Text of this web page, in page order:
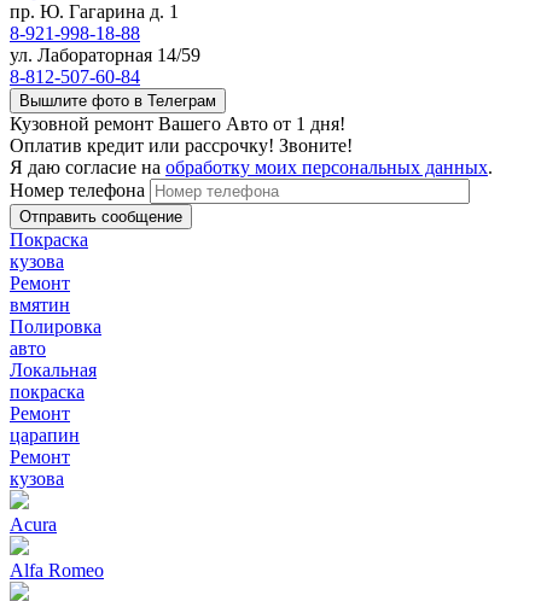
пр. Ю. Гагарина д. 1
8-921-998-18-88
ул. Лабораторная 14/59
8-812-507-60-84
Вышлите фото в Телеграм
Кузовной ремонт Вашего Авто от 1 дня!
Оплатив кредит или рассрочку! Звоните!
Я даю согласие на обработку моих персональных данных.
Номер телефона
Покраска
кузова
Ремонт
вмятин
Полировка
авто
Локальная
покраска
Ремонт
царапин
Ремонт
кузова
Acura
Alfa Romeo